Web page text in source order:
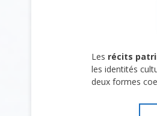
Les récits
les identités
deux formes